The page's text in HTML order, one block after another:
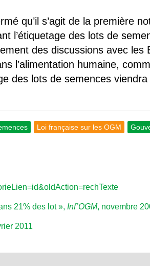
qu’il s’agit de la première
l’étiquetage des lots de
des discussions avec les
l’alimentation humaine,
des lots de semences
Loi française sur les OGM
21% des lot »,Inf’OGM, novembre
2011